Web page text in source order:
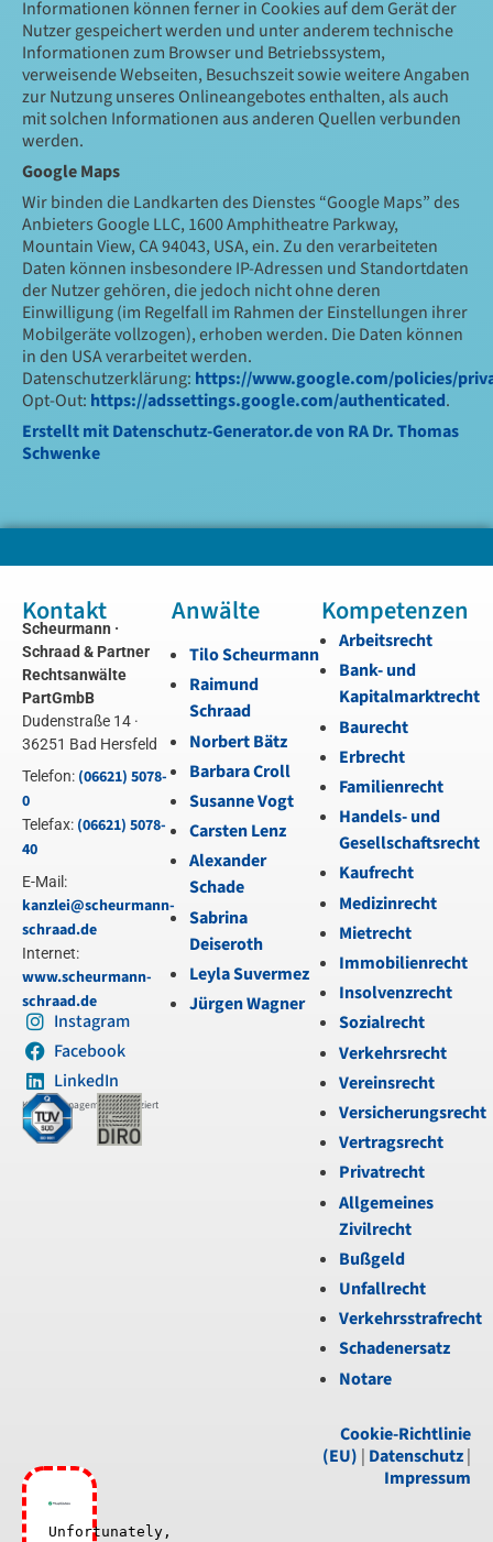
Informationen können ferner in Cookies auf dem Gerät der
Nutzer gespeichert werden und unter anderem technische
Informationen zum Browser und Betriebssystem,
verweisende Webseiten, Besuchszeit sowie weitere Angaben
zur Nutzung unseres Onlineangebotes enthalten, als auch
mit solchen Informationen aus anderen Quellen verbunden
werden.
Google Maps
Wir binden die Landkarten des Dienstes “Google Maps” des
Anbieters Google LLC, 1600 Amphitheatre Parkway,
Mountain View, CA 94043, USA, ein. Zu den verarbeiteten
Daten können insbesondere IP-Adressen und Standortdaten
der Nutzer gehören, die jedoch nicht ohne deren
Einwilligung (im Regelfall im Rahmen der Einstellungen ihrer
Mobilgeräte vollzogen), erhoben werden. Die Daten können
in den USA verarbeitet werden.
Datenschutzerklärung: https://www.google.com/policies/
Opt-Out: https://adssettings.google.com/authenticated.
Erstellt mit Datenschutz-Generator.de von RA Dr. Thomas
Schwenke
Kontakt
Scheurmann ·
Schraad & Partner
Rechtsanwälte
PartGmbB
Dudenstraße 14 ·
36251 Bad Hersfeld
Telefon: (06621) 5078-
0
Telefax: (06621) 5078-
40
E-Mail:
kanzlei@scheurmann-
schraad.de
Internet:
www.scheurmann-
schraad.de
Instagram
Facebook
LinkedIn
Kanzleimanagement zertifiziert
Unfortunately,
Anwälte
Tilo Scheurmann
Raimund
Schraad
Norbert Bätz
Barbara Croll
Susanne Vogt
Carsten Lenz
Alexander
Schade
Sabrina
Deiseroth
Leyla Suvermez
Jürgen Wagner
Kompetenzen
Arbeitsrecht
Bank- und
Kapitalmarktrecht
Baurecht
Erbrecht
Familienrecht
Handels- und
Gesellschaftsrecht
Kaufrecht
Medizinrecht
Mietrecht
Immobilienrecht
Insolvenzrecht
Sozialrecht
Verkehrsrecht
Vereinsrecht
Versicherungsrecht
Vertragsrecht
Privatrecht
Allgemeines
Zivilrecht
Bußgeld
Unfallrecht
Verkehrsstrafrecht
Schadenersatz
Notare
Cookie-Richtlinie
(EU) | Datenschutz|
Impressum